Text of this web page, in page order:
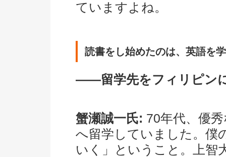
ていますよね。
読書をし始めたのは、英語を
――留学先をフィリピン
蟹瀬誠一氏: 70年代、優
へ留学していました。僕
いく」ということ。上智